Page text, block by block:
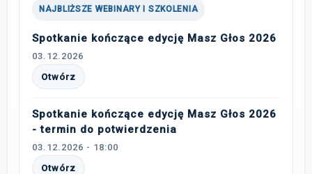
NAJBLIŻSZE WEBINARY I SZKOLENIA
Spotkanie kończące edycję Masz Głos 2026
03.12.2026
Otwórz
Spotkanie kończące edycję Masz Głos 2026
- termin do potwierdzenia
03.12.2026 - 18:00
Otwórz